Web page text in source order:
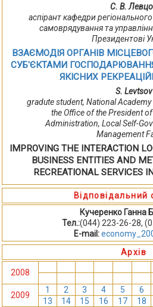
С. В.
аспірант кафедри
самоврядування та
Президентові
ВЗАЄМОДІЯ ОРГАНІВ
СУБ'ЄКТАМИ
ЯКІСНИХ
S. Levtsov
gradute student, National
the Office of the President
Administration, Local Self-
Management
IMPROVING THE INTERACTION
BUSINESS ENTITIES AND
RECREATIONAL SERVICES
Відповідальний
Кучеренко Ганна
Тел.:(044) 223-26-28,
E-mail:
Архів
2008
2009
1 2 3 4 5 6
13
14 15 16 17 18